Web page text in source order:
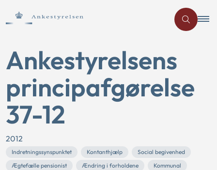
Ankestyrelsens
principafgørelse
37-12
2012
Indretningssynspunktet Kontanthjælp
Social begivenhed
Ægtefælle pensionist
Ændring i forholdene
Kommunal